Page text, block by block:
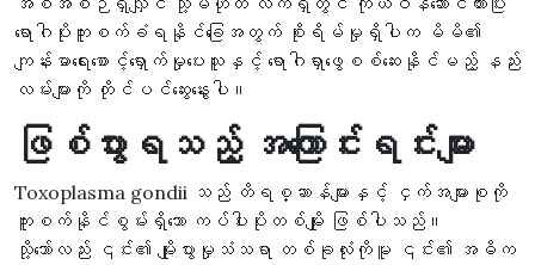
ရောဂါပိုးကူးစက်ခံရနိုင်ခြေအတွက် စိုးရိမ်မှုရှိပါက မိမိ၏
ကျန်းမာရေးစောင့်ရှောက်မှုပေးသူနှင့် ရောဂါရှာဖွေစစ်ဆေးနိုင်မည့် နည်း
လမ်းများကို တိုင်ပင်ဆွေးနွေးပါ။
ဖြစ်ပွားရသည့် အကြောင်းရင်းများ
Toxoplasma gondii သည် တိရစ္ဆာန်များနှင့် ငှက်အများစုကို
ကူးစက်နိုင်စွမ်းရှိသော ကပ်ပါးပိုးတစ်မျိုး ဖြစ်ပါသည်။
သို့သော်လည်း ၎င်း၏ မျိုးပွားမှုသံသရာ တစ်ခုလုံးကိုမူ ၎င်း၏ အဓိက